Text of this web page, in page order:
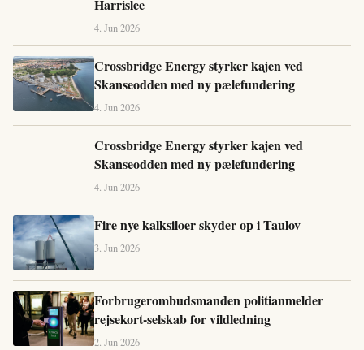
Harrislee
4. Jun 2026
Crossbridge Energy styrker kajen ved
Skanseodden med ny pælefundering
4. Jun 2026
Crossbridge Energy styrker kajen ved
Skanseodden med ny pælefundering
4. Jun 2026
Fire nye kalksiloer skyder op i Taulov
3. Jun 2026
Forbrugerombudsmanden politianmelder
rejsekort-selskab for vildledning
2. Jun 2026